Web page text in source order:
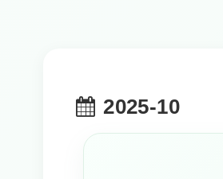
2025-10